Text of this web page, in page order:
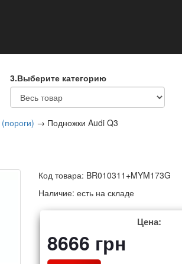
3.Выберите категорию
→ Подножки Audi Q3
Код товара: BR010311+MYM173G
Наличие:есть на складе
Цена:
8666 грн